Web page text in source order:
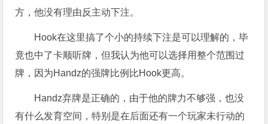
方，他没有理由反主动下注。
Hook在这里搞了个小的持续下注是可以理解的，毕
竟也中了卡顺听牌，但我认为他可以选择用整个范围过
牌，因为Handz的强牌比例比Hook更高。
Handz弃牌是正确的，由于他的牌力不够强，也没
有什么发育空间，特别是在后面还有一个玩家未行动的